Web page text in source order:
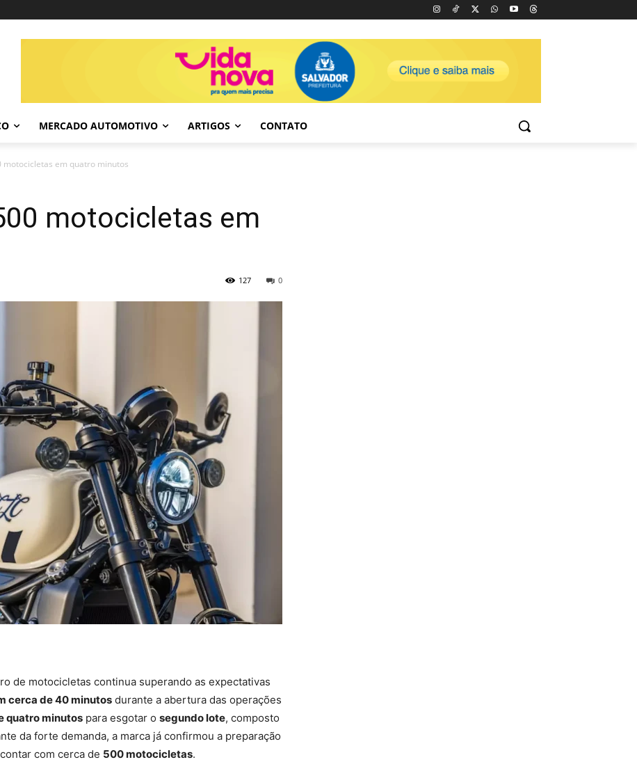
MERCADO AUTOMOTIVO ARTIGOS CONTATO
motocicletas em quatro minutos
motocicletas em
0
127
de motocicletas continua superando as expectativas
cerca de 40 minutos durante a abertura das operações
quatro minutos para esgotar o segundo lote, composto
da forte demanda, a marca já confirmou a preparação
com cerca de 500 motocicletas.